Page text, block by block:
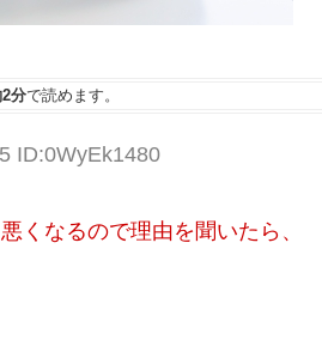
分で読めます。
ID:0WyEk1480
くなるので理由を聞いたら、